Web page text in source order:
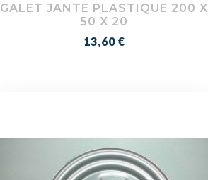
GALET JANTE PLASTIQUE 200 X
50 X 20
Prix
13,60 €